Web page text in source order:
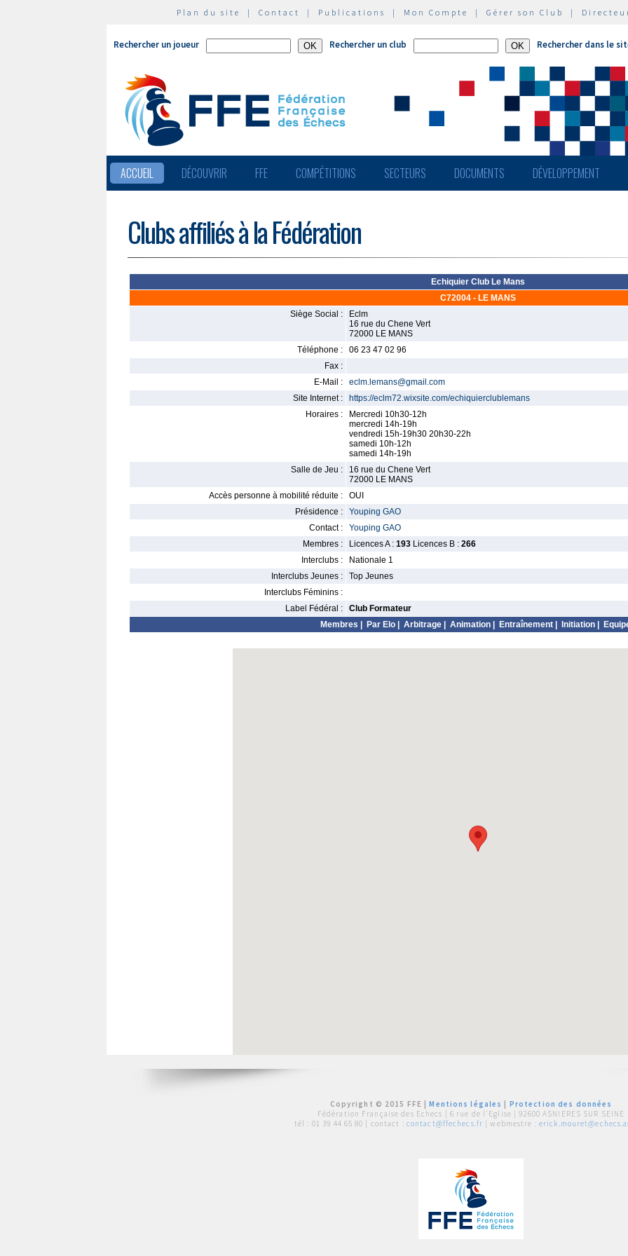
Plan du site | Contact | Publications | Mon Compte | Gérer son Club |
Rechercher un joueur Rechercher un club Rechercher dans le
ACCUEIL DÉCOUVRIR FFE COMPÉTITIONS SECTEURS DOCUMENTS DÉVELOPPEMENT
Clubs affiliés à la Fédération
Echiquier Club Le Mans
C72004 - LE MANS
Siège Social :
Eclm
16 rue du Chene Vert
72000 LE MANS
Téléphone :
06 23 47 02 96
Fax :
E-Mail :
eclm.lemans@gmail.com
Site Internet :
https://eclm72.wixsite.com/echiquierclublemans
Horaires :
Mercredi 10h30-12h
mercredi 14h-19h
vendredi 15h-19h30 20h30-22h
samedi 10h-12h
samedi 14h-19h
Salle de Jeu :
16 rue du Chene Vert
72000 LE MANS
Accès personne à mobilité réduite :
OUI
Présidence :
Youping GAO
Contact :
Youping GAO
Membres :
Licences A : 193 Licences B : 266
Interclubs :
Nationale 1
Interclubs Jeunes :
Top Jeunes
Interclubs Féminins :
Label Fédéral :
Club Formateur
Membres
Par Elo Arbitrage Animation Entraînement Initiation
Copyright © 2015 FFE |Mentions légales
Protection des données
Fédération Française des Echecs | 6 rue de l'Eglise | 92600 ASNIERES SUR SEINE
tél : 01 39 44 65 80 | contact : contact@ffechecs.fr | webmestre :